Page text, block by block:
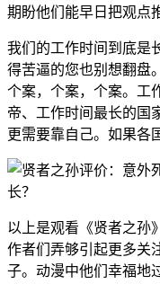
期盼他们能早日把观点
我们的工作时间到底是
得苦逼的您也别想翻盘
个案，个案，个案。工
帝、工作时间最长的国
更需要靠自己。 如果各
以上是观看《贤者之孙
作者们弄够引起更多关
子。动漫中他们幸福地